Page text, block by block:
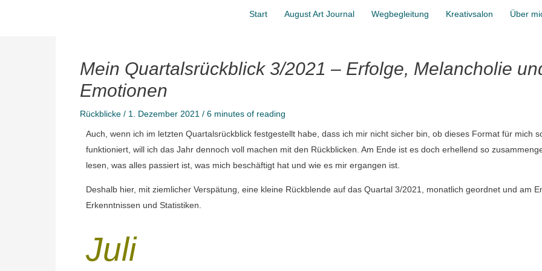
Start August Art Journal Wegbegleitung Kreativsalon Über
Mein Quartalsrückblick 3/2021 – Erfolge, Melancholie
Emotionen
Rückblicke / 1. Dezember 2021 / 6 minutes of reading
Auch, wenn ich im letzten Quartalsrückblick festgestellt habe, dass ich mir nicht sicher bin, ob dieses Format für mich
funktioniert, will ich das Jahr dennoch voll machen mit den Rückblicken. Am Ende ist es doch erhellend so
lesen, was alles passiert ist, was mich beschäftigt hat und wie es mir ergangen ist.
Deshalb hier, mit ziemlicher Verspätung, eine kleine Rückblende auf das Quartal 3/2021, monatlich geordnet und am
Erkenntnissen und Statistiken.
Juli